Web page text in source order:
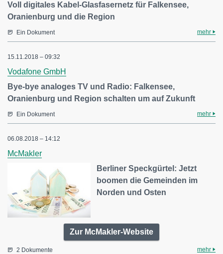
Voll digitales Kabel-Glasfasernetz für Falkensee,
Oranienburg und die Region
Ein Dokument mehr
15.11.2018 – 09:32
Vodafone GmbH
Bye-bye analoges TV und Radio: Falkensee,
Oranienburg und Region schalten um auf Zukunft
Ein Dokument mehr
06.08.2018 – 14:12
McMakler
Berliner Speckgürtel: Jetzt
boomen die Gemeinden im
Norden und Osten
Zur McMakler-Website
2 Dokumente mehr